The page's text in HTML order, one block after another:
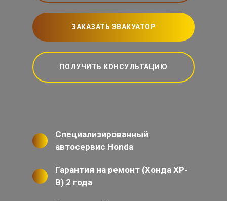
ЗАКАЗАТЬ ЭВАКУАТОР
ПОЛУЧИТЬ КОНСУЛЬТАЦИЮ
Специализированный
автосервис Honda
Гарантия на ремонт (Хонда ХР-
В) 2 года